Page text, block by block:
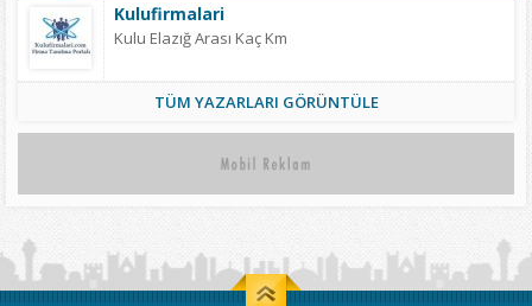
Kulufirmalari
Kulu Elazığ Arası Kaç Km
TÜM YAZARLARI GÖRÜNTÜLE